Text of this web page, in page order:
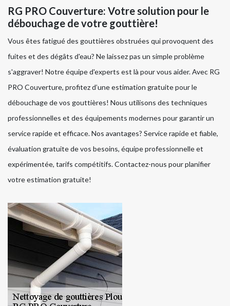
RG PRO Couverture: Votre solution pour le
débouchage de votre gouttière!
Vous êtes fatigué des gouttières obstruées qui provoquent des
fuites et des dégâts d'eau? Ne laissez pas un simple problème
s'aggraver! Notre équipe d'experts est là pour vous aider. Avec RG
PRO Couverture, profitez d’une estimation gratuite pour le
débouchage de vos gouttières! Nous utilisons des techniques
professionnelles et des équipements modernes pour garantir un
service rapide et efficace. Nos avantages? Service rapide et fiable,
évaluation gratuite de vos besoins, équipe professionnelle et
expérimentée, tarifs compétitifs. Contactez-nous pour planifier
votre estimation gratuite!